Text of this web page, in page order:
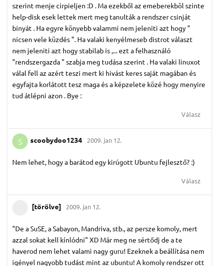
szerint menje cirpieljen :D . Ma ezekből az emeberekböl szinte
help-disk esek lettek mert meg tanulták a rendszer csinját
binyát . Ha egyre könyebb valammi nem jeleniti azt hogy "
nicsen vele küzdés ". Ha valaki kenyélmeseb distrot választ
nem jeleniti azt hogy stabilab is ,... ezt a felhasználó
"rendszergazda " szabja meg tudása szerint . Ha valaki linuxot
válal fell az azért teszi mert ki hivást keres saját magában és
egyfajta korlátott tesz maga és a képzelete közé hogy menyire
tud átlépni azon . Bye :
Válasz
S scoobydoo1234 2009. jan 12.
Nem lehet, hogy a barátod egy kirúgott Ubuntu fejlesztő? :)
Válasz
[törölve] 2009. jan 12.
"De a SuSE, a Sabayon, Mandriva, stb., az persze komoly, mert
azzal sokat kell kínlódni" XD Már meg ne sértődj de a te
haverod nem lehet valami nagy guru! Ezeknek a beállítása nem
igényel nagyobb tudást mint az ubuntu! A komoly rendszer ott